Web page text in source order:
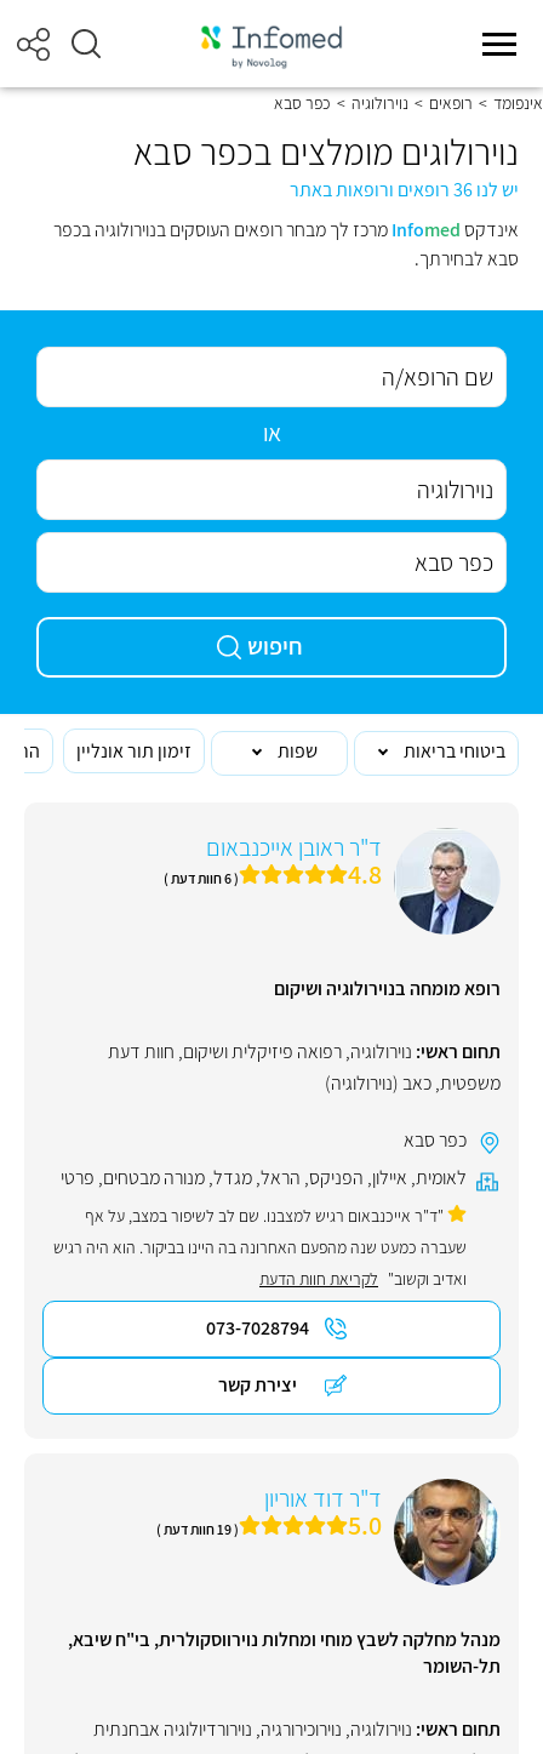
אינפומד > רופאים > נוירולוגיה > כפר סבא
נוירולוגים מומלצים בכפר סבא
יש לנו 36 רופאים ורופאות באתר
אינדקס
Infomed
מרכז לך מבחר רופאים העוסקים בנוירולוגיה בכפר
סבא לבחירתך.
או
חיפוש
ביטוחי בריאות שפות זימון תור אונליין
ד"ר ראובן אייכנבאום
4.8 ( 6 חוות דעת )
רופא מומחה בנוירולוגיה ושיקום
תחום ראשי: נוירולוגיה,רפואה פיזיקלית ושיקום, חוות דעת
משפטית,כאב (נוירולוגיה)
כפר סבא
לאומית, איילון, הפניקס, הראל,מגדל,מנורה מבטחים, פרטי
"ד"ר אייכנבאום רגיש למצבנו. שם לב לשיפור במצב, על אף
שעברה כמעט שנה מהפעם האחרונה בה היינו בביקור. הוא היה רגיש
ואדיב וקשוב" לקריאת חוות הדעת
073-7028794
יצירת קשר
ד"ר דוד אוריון
5.0 ( 19 חוות דעת )
מנהל מחלקה לשבץ מוחי ומחלות נוירווסקולרית, בי"ח שיבא,
תל-השומר
תחום ראשי: נוירולוגיה, נוירוכירורגיה, נוירורדיולוגיה אבחנתית